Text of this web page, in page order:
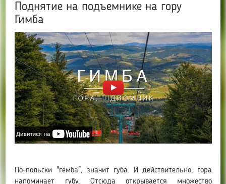
Поднятие на подъемнике на гору
Гимба
По-польски "гемба", значит губа. И действительно, гора
напоминает губу. Отсюда открывается множество